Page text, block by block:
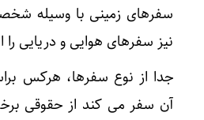
سفرهای زمینی با وسیله
نیز سفرهای هوایی و دریایی
جدا از نوع سفرها، هرکس
آن سفر می کند از حقوقی